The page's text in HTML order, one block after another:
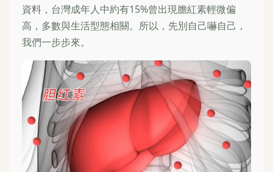
資料，台灣成年人中約有15%曾出現膽紅素輕微偏
高，多數與生活型態相關。所以，先別自己嚇自己，
我們一步步來。